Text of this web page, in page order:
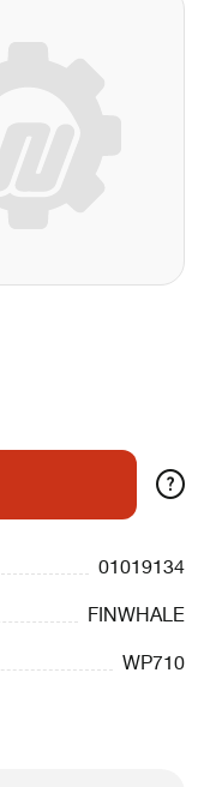
?
01019134
FINWHALE
WP710